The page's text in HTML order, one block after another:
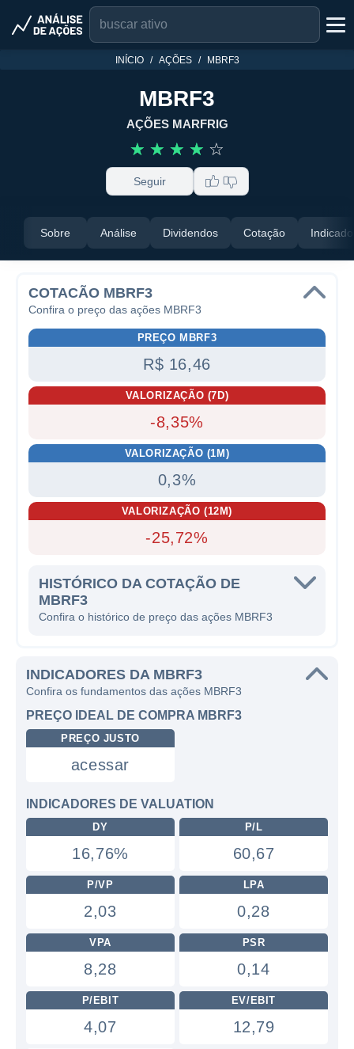
INÍCIO AÇÕES MBRF3
MBRF3
AÇÕES MARFRIG
☆ ☆ ☆ ☆ ☆
Seguir
Sobre Análise Dividendos Cotação
COTACÃO MBRF3
Confira o preço das ações MBRF3
PREÇO MBRF3
R$ 16,46
VALORIZAÇÃO (7D)
-8,35%
VALORIZAÇÃO (1M)
0,3%
VALORIZAÇÃO (12M)
-25,72%
HISTÓRICO DA COTAÇÃO DE
MBRF3
Confira o histórico de preço das ações MBRF3
INDICADORES DA MBRF3
Confira os fundamentos das ações MBRF3
PREÇO IDEAL DE COMPRA MBRF3
PREÇO JUSTO
acessar
INDICADORES DE VALUATION
DY
16,76%
P/L
60,67
P/VP
2,03
LPA
0,28
VPA
8,28
PSR
0,14
P/EBIT
4,07
EV/EBIT
12,79